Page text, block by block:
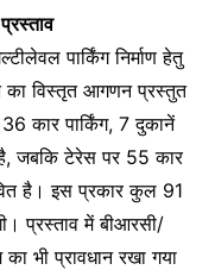
पार्किंग निर्माण हेतु
का विस्तृत आगणन प्रस्तुत
कार पार्किंग, 7 दुकानें
जबकि टेरेस पर 55 कार
है। इस प्रकार कुल 91
प्रस्ताव में बीआरसी/
भी प्रावधान रखा गया